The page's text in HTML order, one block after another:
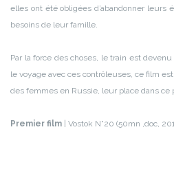
elles ont été obligées d’abandonner leurs
besoins de leur famille.
Par la force des choses, le train est
le voyage avec ces contrôleuses, ce film
des femmes en Russie, leur place dans ce
Premier film | Vostok N°20 (50mn ,doc,